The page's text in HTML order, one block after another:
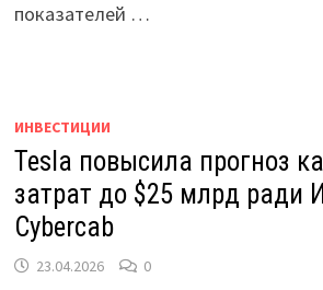
показателей …
ИНВЕСТИЦИИ
Tesla повысила прогноз
затрат до $25 млрд ради
Cybercab
23.04.2026 0